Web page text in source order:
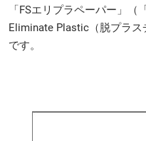
「FSエリプラペーパー」
Eliminate Plastic（脱プラス
です。